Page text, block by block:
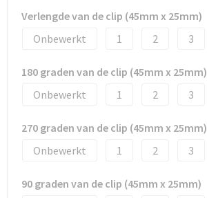
Verlengde van de clip (45mm x 25mm)
Onbewerkt
1 2 3
180 graden van de clip (45mm x 25mm)
Onbewerkt
1 2 3
270 graden van de clip (45mm x 25mm)
Onbewerkt
1 2 3
90 graden van de clip (45mm x 25mm)